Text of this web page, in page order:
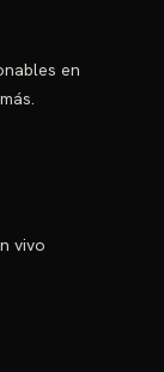
en
vivo